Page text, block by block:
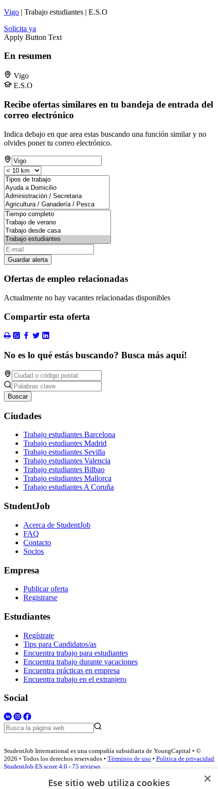
Vigo | Trabajo estudiantes | E.S.O
Solicita ya
Apply Button Text
En resumen
Vigo
E.S.O
Recibe ofertas similares en tu bandeja de entrada del
correo electrónico
Indica debajo en que area estas buscando una función similar y no
olvides poner tu correo electrónico.
Guardar alerta
Ofertas de empleo relacionadas
Actualmente no hay vacantes relacionadas disponibles
Compartir esta oferta
No es lo qué estás buscando? Busca más aquí!
Buscar
Ciudades
Trabajo estudiantes Barcelona
Trabajo estudiantes Madrid
Trabajo estudiantes Sevilla
Trabajo estudiantes Valencia
Trabajo estudiantes Bilbao
Trabajo estudiantes Mallorca
Trabajo estudiantes A Coruña
StudentJob
Acerca de StudentJob
FAQ
Contacto
Socios
Empresa
Publicar oferta
Registrarse
Estudiantes
Regístrate
Tips para Candidatos/as
Encuentra trabajo para estudiantes
Encuentra trabajo durante vacaciones
Encuentra prácticas en empresa
Encuentra trabajo en el extranjero
Social
StudentJob International es una compañía subsidiaria de YoungCapital • ©
2026 • Todos los derechos reservados • Términos de uso • Politica de privacidad
StudentJob ES score 4.0 - 75 reviews
×
Ese sitio web utiliza cookies